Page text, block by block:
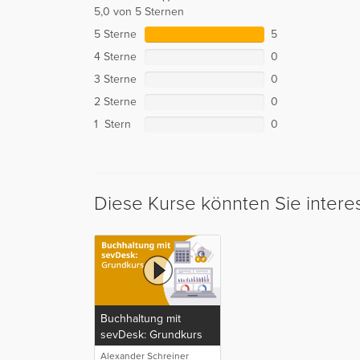
5,0 von 5 Sternen
5 Sterne
5
4 Sterne
0
3 Sterne
0
2 Sterne
0
1 Stern
0
Diese Kurse könnten Sie
Buchhaltung mit
sevDesk: Grundkurs
Alexander Schreiner